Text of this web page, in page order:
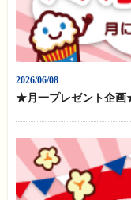
2026/06/08
★月一プレゼント企画